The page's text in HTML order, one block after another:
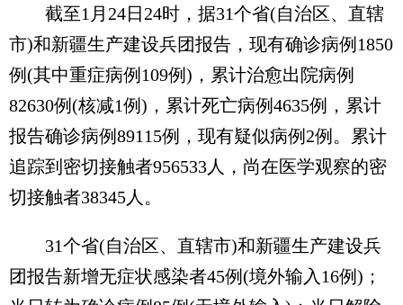
截至1月24日24时，据31个省(自治区、直辖
市)和新疆生产建设兵团报告，现有确诊病例1850
例(其中重症病例109例)，累计治愈出院病例
82630例(核减1例)，累计死亡病例4635例，累计
报告确诊病例89115例，现有疑似病例2例。累计
追踪到密切接触者956533人，尚在医学观察的密
切接触者38345人。
31个省(自治区、直辖市)和新疆生产建设兵
团报告新增无症状感染者45例(境外输入16例)；